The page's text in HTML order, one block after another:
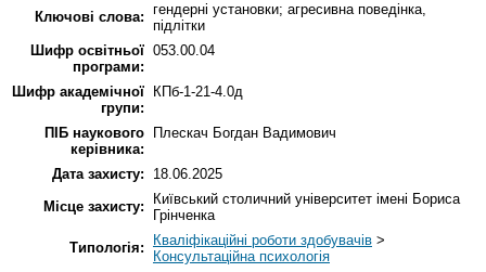
Ключові слова: гендерні установки; агресивна поведінка,
підлітки
Шифр освітньої
програми:
053.00.04
Шифр академічної
групи:
КПб-1-21-4.0д
ПІБ наукового
керівника:
Плескач Богдан Вадимович
Дата захисту:
18.06.2025
Місце захисту:
Київський столичний університет імені Бориса
Грінченка
Типологія:
Кваліфікаційні роботи здобувачів >
Консультаційна психологія